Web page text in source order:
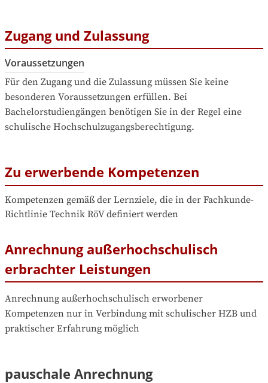
Zugang und Zulassung
Voraussetzungen
Für den Zugang und die Zulassung müssen Sie keine
besonderen Voraussetzungen erfüllen. Bei
Bachelorstudiengängen benötigen Sie in der Regel eine
schulische Hochschulzugangsberechtigung.
Zu erwerbende Kompetenzen
Kompetenzen gemäß der Lernziele, die in der Fachkunde-
Richtlinie Technik RöV definiert werden
Anrechnung außerhochschulisch
erbrachter Leistungen
Anrechnung außerhochschulisch erworbener
Kompetenzen nur in Verbindung mit schulischer HZB und
praktischer Erfahrung möglich
pauschale Anrechnung